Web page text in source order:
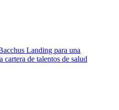
Landing para una
cartera de talentos de salud